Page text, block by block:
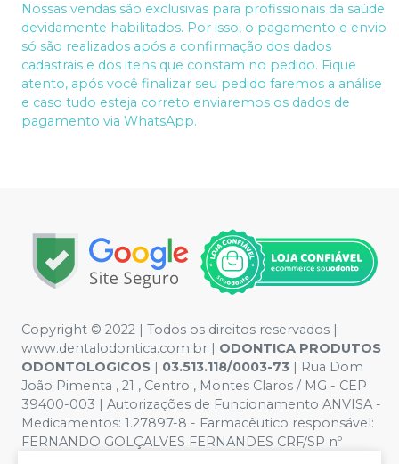
Nossas vendas são exclusivas para profissionais da saúde
devidamente habilitados. Por isso, o pagamento e envio
só são realizados após a confirmação dos dados
cadastrais e dos itens que constam no pedido. Fique
atento, após você finalizar seu pedido faremos a análise
e caso tudo esteja correto enviaremos os dados de
pagamento via WhatsApp.
Copyright © 2022 | Todos os direitos reservados |
www.dentalodontica.com.br | ODONTICA PRODUTOS
ODONTOLOGICOS
03.513.118/0003-73 | Rua Dom
João Pimenta , 21 , Centro , Montes Claros / MG - CEP
39400-003 | Autorizações de Funcionamento ANVISA -
Medicamentos: 1.27897-8 - Farmacêutico responsável:
FERNANDO GOLÇALVES FERNANDES CRF/SP nº